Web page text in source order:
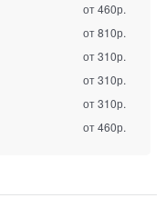
от 460р.
от 810р.
от 310р.
от 310р.
от 310р.
от 460р.